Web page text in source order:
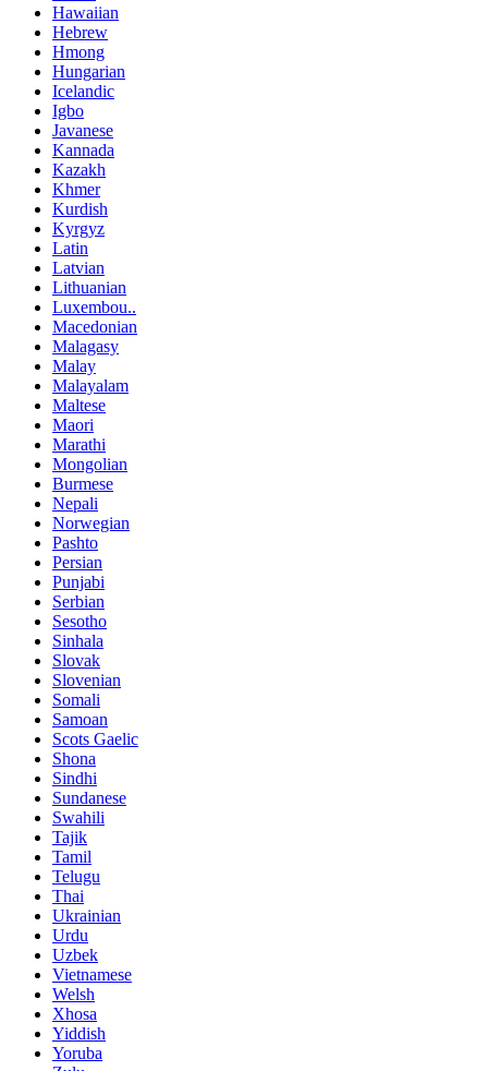
Hawaiian
Hebrew
Hmong
Hungarian
Icelandic
Igbo
Javanese
Kannada
Kazakh
Khmer
Kurdish
Kyrgyz
Latin
Latvian
Lithuanian
Luxembou..
Macedonian
Malagasy
Malay
Malayalam
Maltese
Maori
Marathi
Mongolian
Burmese
Nepali
Norwegian
Pashto
Persian
Punjabi
Serbian
Sesotho
Sinhala
Slovak
Slovenian
Somali
Samoan
Scots Gaelic
Shona
Sindhi
Sundanese
Swahili
Tajik
Tamil
Telugu
Thai
Ukrainian
Urdu
Uzbek
Vietnamese
Welsh
Xhosa
Yiddish
Yoruba